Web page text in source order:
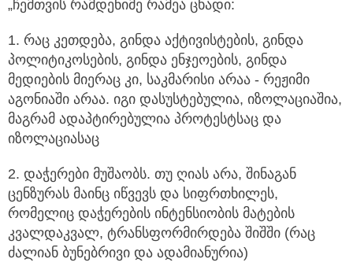
„ჩემთვის რამდენიმე რამეა ცხადი:
1. რაც კეთდება, გინდა აქტივისტების, გინდა
პოლიტიკოსების, გინდა ენჯეოების, გინდა
მედიების მიერაც კი, საკმარისი არაა - რეჟიმი
აგონიაში არაა. იგი დასუსტებულია, იზოლაციაშია,
მაგრამ ადაპტირებულია პროტესტსაც და
იზოლაციასაც
2. დაჭერები მუშაობს. თუ ღიას არა, შინაგან
ცენზურას მაინც იწვევს და სიფრთხილეს,
რომელიც დაჭერების ინტენსიობის მატების
კვალდაკვალ, ტრანსფორმირდება შიშში (რაც
ძალიან ბუნებრივი და ადამიანურია)